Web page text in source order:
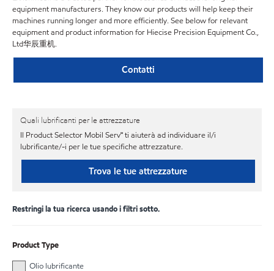
equipment manufacturers. They know our products will help keep their
machines running longer and more efficiently. See below for relevant
equipment and product information for Hiecise Precision Equipment Co.,
Ltd华辰重机.
Contatti
Quali lubrificanti per le attrezzature
Il Product Selector Mobil Serv℠ ti aiuterà ad individuare il/i
lubrificante/-i per le tue specifiche attrezzature.
Trova le tue attrezzature
Restringi la tua ricerca usando i filtri sotto.
Product Type
Olio lubrificante